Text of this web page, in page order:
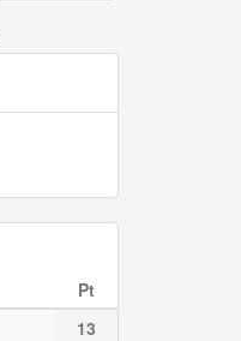
Pt
13